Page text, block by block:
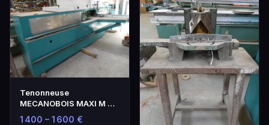
Tenonneuse
MECANOBOIS MAXI M 4
A - Pack Escalier 2004
1 400 – 1 600 €